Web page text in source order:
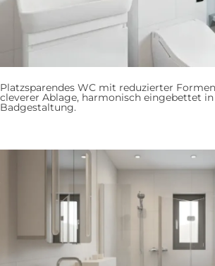
Platzsparendes WC mit reduzierter
cleverer Ablage, harmonisch eingebettet
Badgestaltung.